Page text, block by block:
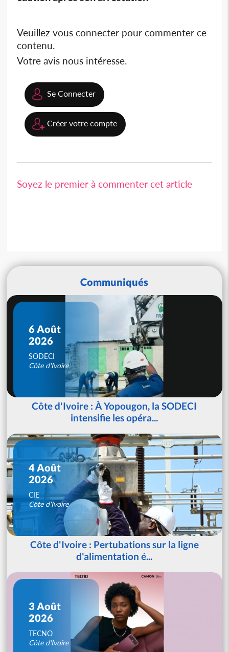
Veuillez vous connecter pour commenter ce
contenu.
Votre avis nous intéresse.
Se Connecter
Créer votre compte
Soyez le premier à commenter cet article
Communiqués
6 Août
2026
SODECI
Côte d'Ivoire
Côte d'Ivoire : À Yopougon, la SODECI
intensifie les opéra...
4 Août
2026
CIE
Côte d'Ivoire
Côte d'Ivoire : Pertubations sur la ligne
d'alimentation é...
3 Août
2026
TECNO
Côte d'Ivoire